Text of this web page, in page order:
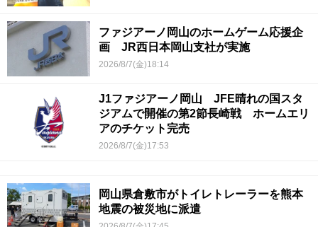
ファジアーノ岡山のホームゲーム応援企
画 JR西日本岡山支社が実施
2026/8/7(金)18:14
J1ファジアーノ岡山 JFE晴れの国スタ
ジアムで開催の第2節長崎戦 ホームエリ
アのチケット完売
2026/8/7(金)17:53
岡山県倉敷市がトイレトレーラーを熊本
地震の被災地に派遣